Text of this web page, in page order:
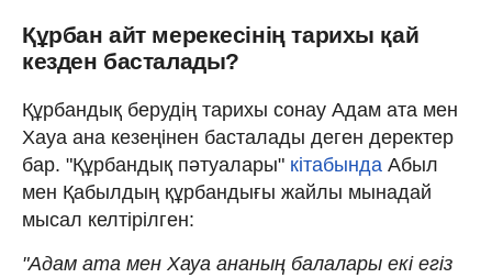
Құрбан айт мерекесінің тарихы қай
кезден басталады?
Құрбандық берудің тарихы сонау Адам ата мен
Хауа ана кезеңінен басталады деген деректер
бар. "Құрбандық пәтуалары" кітабында Абыл
мен Қабылдың құрбандығы жайлы мынадай
мысал келтірілген:
"Адам ата мен Хауа ананың балалары екі егіз